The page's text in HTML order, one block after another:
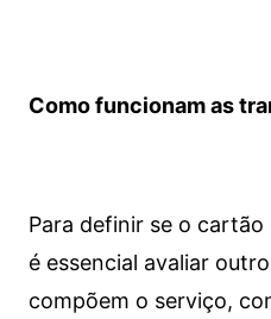
Como funcionam as
Para definir se o
é essencial avaliar
compõem o serviço,